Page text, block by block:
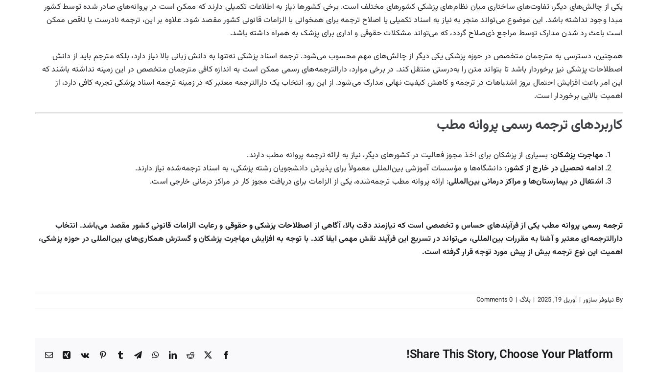
یکی از چالش‌های دیگر، تفاوت‌های ساختاری میان نظام‌های پزشکی کشورهای مختلف است. برخی کشورها نیاز به اطلاعات تکمیلی دارند که ممکن است در پروانه‌های صادر شده توسط کشور
مبدا وجود نداشته باشد. این موضوع می‌تواند منجر به نیاز به اسناد تکمیلی یا اصلاح ترجمه برای همخوانی با الزامات قانونی کشور مقصد شود. علاوه بر این، ترجمه نادرست یا ناقص ممکن
است باعث رد شدن مدارک توسط مراجع ذی‌صلاح گردد، که می‌تواند مشکلات حقوقی و اداری برای پزشک به همراه داشته باشد.
همچنین، دسترسی به مترجمان متخصص در حوزه پزشکی یکی دیگر از چالش‌های مهم محسوب می‌شود. ترجمه اسناد پزشکی نه‌تنها به دانش زبانی بالا نیاز دارد، بلکه مترجم باید از دانش
اصطلاحات پزشکی نیز برخوردار باشد تا بتواند متن را به‌درستی منتقل کند. در برخی موارد، دارالترجمه‌های رسمی ممکن است به اندازه کافی مترجمان متخصص در این زمینه نداشته باشند که
این امر باعث افزایش احتمال بروز اشتباهات در ترجمه و کاهش کیفیت نهایی مدارک می‌شود. از این رو، انتخاب یک دارالترجمه معتبر که در زمینه ترجمه اسناد پزشکیتجربه کافی دارد، از
اهمیت بالایی برخوردار است.
کاربردهای ترجمه رسمی پروانه مطب
مهاجرت پزشکان: بسیاری از پزشکان برای اخذ مجوز فعالیت در کشورهای دیگر، نیاز به ارائه ترجمه پروانه مطب دارند.
ادامه تحصیل در خارج از کشور: دانشگاه‌ها و مؤسسات آموزشی بین‌المللی معمولاً برای پذیرش دانشجویان رشته پزشکی، به اسناد ترجمه‌شده نیاز دارند.
اشتغال در بیمارستان‌ها و مراکز درمانی بین‌المللی: ارائه پروانه مطب ترجمه‌شده، یکی از الزامات برای دریافت مجوز کار در مراکز درمانی خارجی است.
ترجمه رسمی پروانه مطب یکی از فرآیندهای حساس و تخصصی است که نیازمند دقت بالا، آگاهی از اصطلاحات پزشکی و حقوقی و رعایت الزامات قانونی کشور مقصد می‌باشد. انتخاب
دارالترجمه‌ای معتبر و آشنا به مقررات بین‌المللی، می‌تواند در تسریع این فرآیند نقش مهمی ایفا کند. با توجه به افزایش مهاجرت پزشکان و گسترش همکاری‌های بین‌المللی در حوزه پزشکی،
اهمیت این نوع ترجمه بیش از پیش مورد توجه قرار گرفته است.
By نیلوفر سازور | آوریل 19, 2025 | بلاگ |
0 Comments
Share This Story, Choose Your Platform!
Facebook
X
Reddit
LinkedIn
WhatsApp
Telegram
Tumblr
Pinterest
Vk
Xing
Email